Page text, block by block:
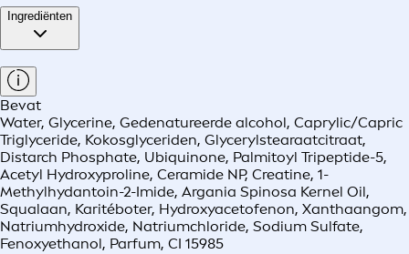
Ingrediënten
Bevat
Water, Glycerine, Gedenatureerde alcohol, Caprylic/Capric
Triglyceride, Kokosglyceriden, Glycerylstearaatcitraat,
Distarch Phosphate, Ubiquinone, Palmitoyl Tripeptide-5,
Acetyl Hydroxyproline, Ceramide NP, Creatine, 1-
Methylhydantoin-2-Imide, Argania Spinosa Kernel Oil,
Squalaan, Karitéboter, Hydroxyacetofenon, Xanthaangom,
Natriumhydroxide, Natriumchloride, Sodium Sulfate,
Fenoxyethanol, Parfum, CI 15985